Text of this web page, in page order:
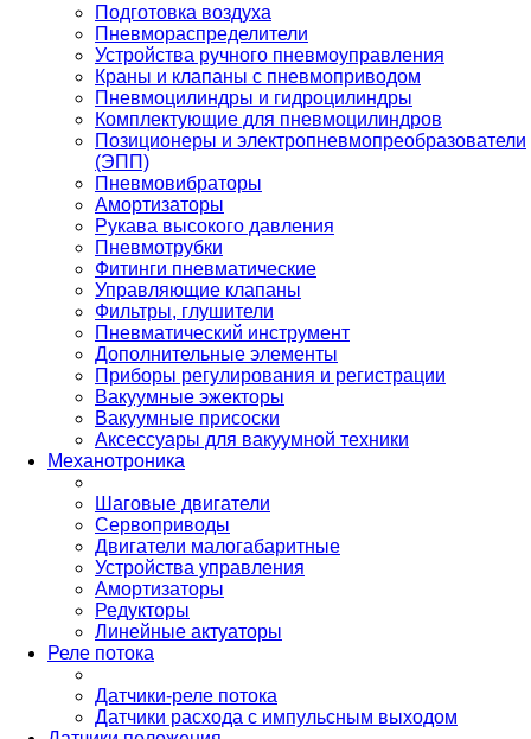
Подготовка воздуха
Пневмораспределители
Устройства ручного пневмоуправления
Краны и клапаны с пневмоприводом
Пневмоцилиндры и гидроцилиндры
Комплектующие для пневмоцилиндров
Позиционеры и электропневмопреобразователи
(ЭПП)
Пневмовибраторы
Амортизаторы
Рукава высокого давления
Пневмотрубки
Фитинги пневматические
Управляющие клапаны
Фильтры, глушители
Пневматический инструмент
Дополнительные элементы
Приборы регулирования и регистрации
Вакуумные эжекторы
Вакуумные присоски
Аксессуары для вакуумной техники
Механотроника
Шаговые двигатели
Сервоприводы
Двигатели малогабаритные
Устройства управления
Амортизаторы
Редукторы
Линейные актуаторы
Реле потока
Датчики-реле потока
Датчики расхода с импульсным выходом